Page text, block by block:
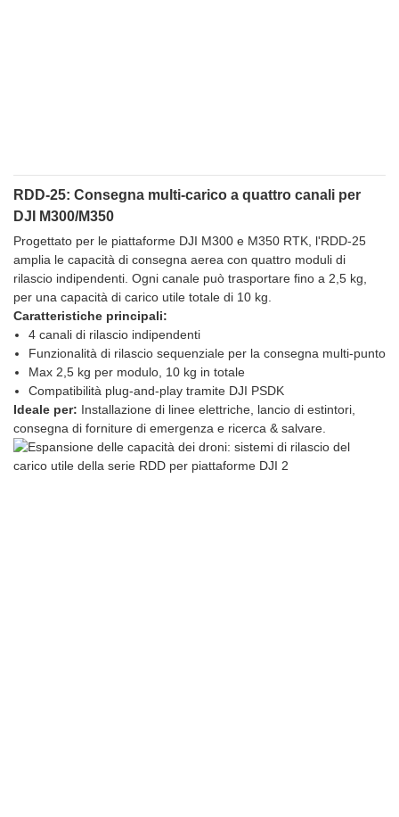
RDD-25: Consegna multi-carico a quattro canali per
DJI M300/M350
Progettato per le piattaforme DJI M300 e M350 RTK, l'RDD-25
amplia le capacità di consegna aerea con quattro moduli di
rilascio indipendenti. Ogni canale può trasportare fino a 2,5 kg,
per una capacità di carico utile totale di 10 kg.
Caratteristiche principali:
4 canali di rilascio indipendenti
Funzionalità di rilascio sequenziale per la consegna multi-punto
Max 2,5 kg per modulo, 10 kg in totale
Compatibilità plug-and-play tramite DJI PSDK
Ideale per: Installazione di linee elettriche, lancio di estintori,
consegna di forniture di emergenza e ricerca & salvare.